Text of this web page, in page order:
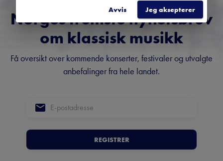
Norges fremste nyhetsbrev
om klassisk musikk
Få oversikt over kommende konserter, festivaler og utvalgte
anbefalinger fra hele landet.
REGISTRER
Avvis Jeg aksepterer